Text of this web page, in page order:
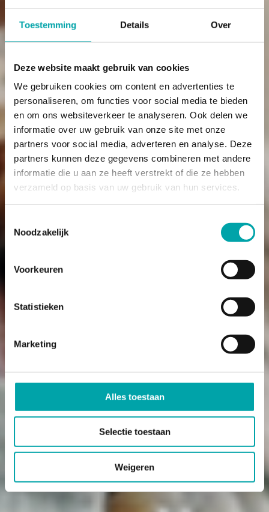
Toestemming Details Over
Deze website maakt gebruik van cookies
We gebruiken cookies om content en advertenties te
personaliseren, om functies voor social media te bieden
en om ons websiteverkeer te analyseren. Ook delen we
informatie over uw gebruik van onze site met onze
partners voor social media, adverteren en analyse. Deze
partners kunnen deze gegevens combineren met andere
informatie die u aan ze heeft verstrekt of die ze hebben
verzameld op basis van uw gebruik van hun services.
Noodzakelijk
Voorkeuren
Statistieken
Marketing
Alles toestaan
Selectie toestaan
Weigeren